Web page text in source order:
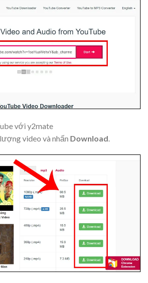
với y2mate
video và nhấn Download